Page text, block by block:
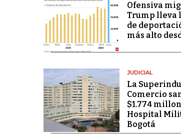
Ofensiva
Trump lleva
de
más alto
JUDICIAL
La
Comercio
$1.774
Hospital
Bogotá